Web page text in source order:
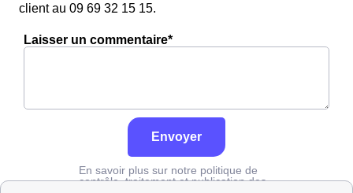
client au 09 69 32 15 15.
Laisser un commentaire*
Envoyer
En savoir plus sur notre politique de
contrôle, traitement et publication des